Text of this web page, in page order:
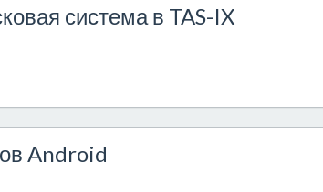
система в TAS-IX
Android